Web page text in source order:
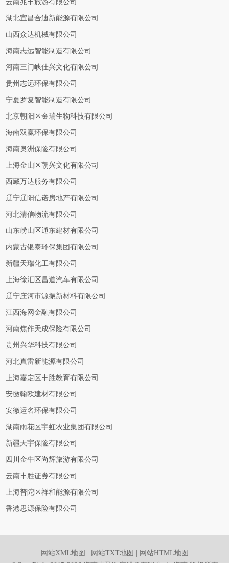
云南兆丰旅游有限公司
湖北宜昌合迪新能源有限公司
山西众达机械有限公司
海南志远智能制造有限公司
河南三门峡佳兴文化有限公司
贵州志远环保有限公司
宁夏罗复智能制造有限公司
北京朝阳区金瑞生物科技有限公司
海南双赢环保有限公司
海南奥洲保险有限公司
上海金山区朝兴文化有限公司
西藏万达服务有限公司
辽宁辽阳信诺房地产有限公司
河北清信物流有限公司
山东崂山区通东建材有限公司
内蒙古银泰环保集团有限公司
新疆天瑞化工有限公司
上海徐汇区昌道汽车有限公司
辽宁庄河市源振新材料有限公司
江西海网金融有限公司
河南焦作天成保险有限公司
贵州兴华科技有限公司
河北真雷新能源有限公司
上海嘉定区丰胜教育有限公司
安徽翰欧建材有限公司
安徽运名环保有限公司
湖南雨花区宇虹农业集团有限公司
新疆天宇保险有限公司
四川金牛区尚辉旅游有限公司
云南丰胜证券有限公司
上海普陀区祥和能源有限公司
香港思源保险有限公司
网站XML地图 网站TXT地图
网站HTML地图